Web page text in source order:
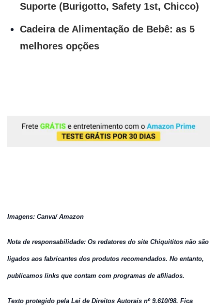
Suporte (Burigotto, Safety 1st, Chicco)
Cadeira de Alimentação de Bebê: as 5
melhores opções
Imagens: Canva/ Amazon
Nota de responsabilidade: Os redatores do site Chiquititos não são
ligados aos fabricantes dos produtos recomendados. No entanto,
publicamos links que contam com programas de afiliados.
Texto protegido pela Lei de Direitos Autorais nº 9.610/98. Fica